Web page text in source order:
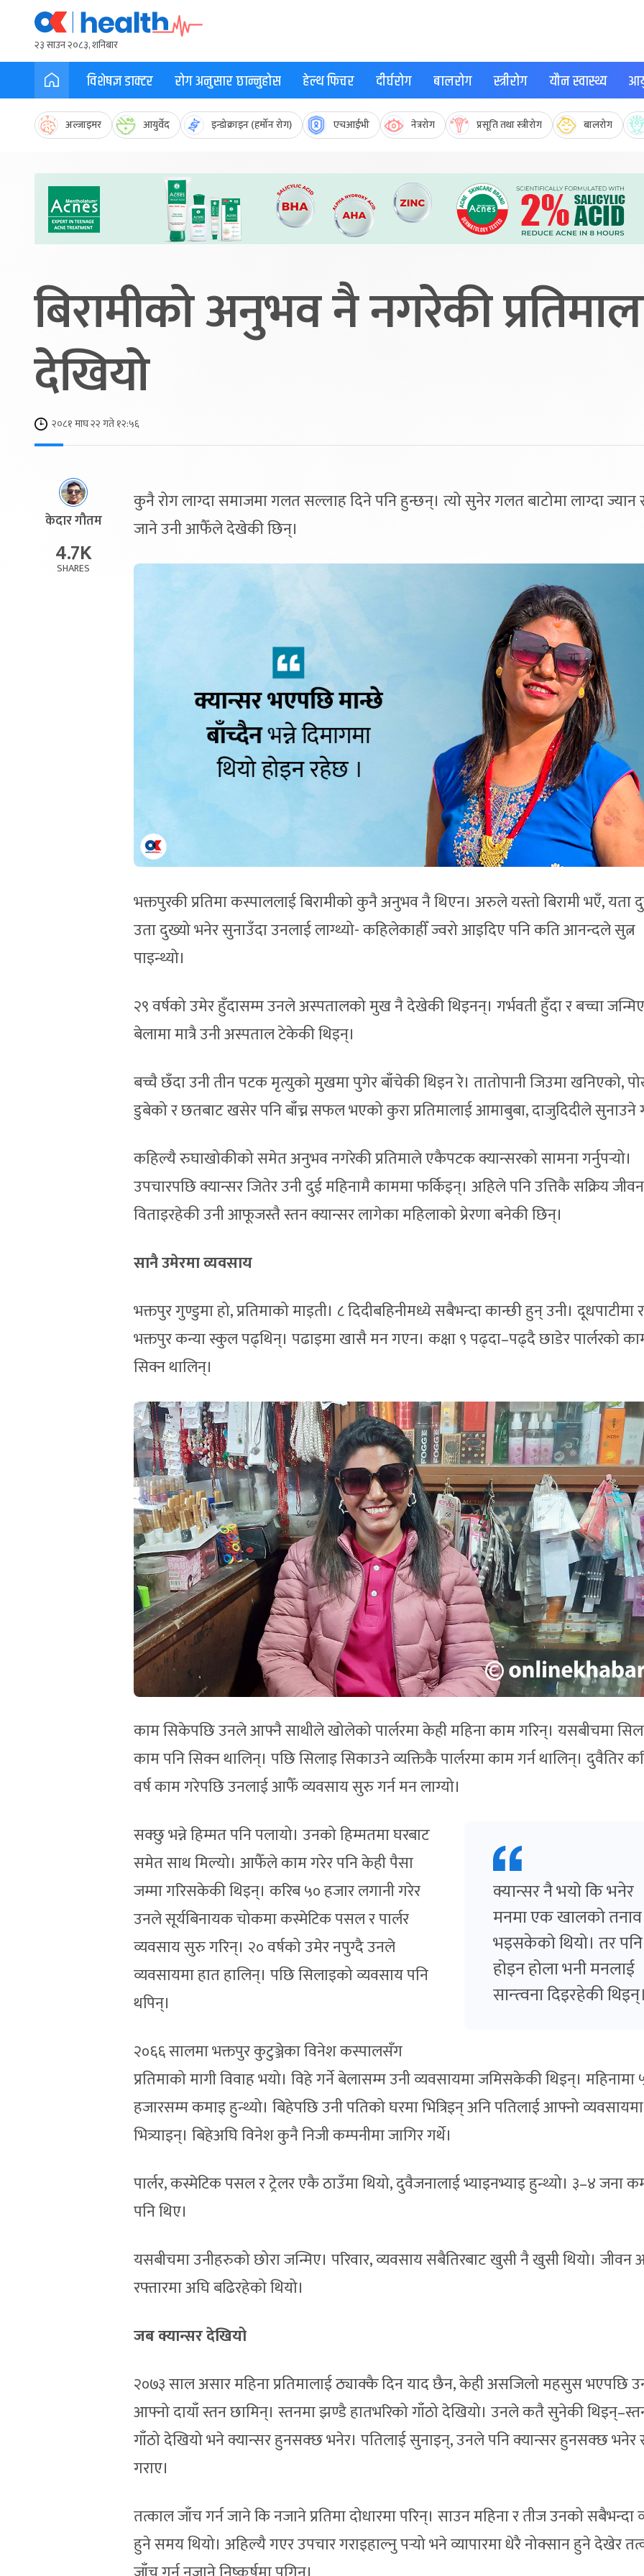
२३ साउन २०८३, शनिबार
विशेषज्ञ डाक्टर रोग अनुसार छान्नुहोस हेल्थ फिचर दीर्घरोग बालरोग स्त्रीरोग यौन स्वास्थ्य
अल्जाइमर आयुर्वेद इन्डोक्राइन (हर्मोन रोग) एचआईभी नेत्ररोग प्रसूति तथा स्त्रीरोग बालरोग
बिरामीको अनुभव नै नगरेकी
देखियो
२०८१ माघ २२ गते १२:५६
केदार गौतम
4.7K
SHARES
कुनै रोग लाग्दा समाजमा गलत सल्लाह दिने पनि हुन्छन्। त्यो सुनेर गलत बाटोमा लाग्दा
जाने उनी आफैँले देखेकी छिन्।
भक्तपुरकी प्रतिमा कस्पाललाई बिरामीको कुनै अनुभव नै थिएन। अरुले यस्तो बिरामी भएँ, यता
उता दुख्यो भनेर सुनाउँदा उनलाई लाग्थ्यो- कहिलेकाहीँ ज्वरो आइदिए पनि कति आनन्दले सुत्न
पाइन्थ्यो।
२९ वर्षको उमेर हुँदासम्म उनले अस्पतालको मुख नै देखेकी थिइनन्। गर्भवती हुँदा र बच्चा
बेलामा मात्रै उनी अस्पताल टेकेकी थिइन्।
बच्चै छँदा उनी तीन पटक मृत्युको मुखमा पुगेर बाँचेकी थिइन रे। तातोपानी जिउमा खनिएको,
डुबेको र छतबाट खसेर पनि बाँच्न सफल भएको कुरा प्रतिमालाई आमाबुबा, दाजुदिदीले सुनाउने
कहिल्यै रुघाखोकीको समेत अनुभव नगरेकी प्रतिमाले एकैपटक क्यान्सरको सामना गर्नुपर्‍यो।
उपचारपछि क्यान्सर जितेर उनी दुई महिनामै काममा फर्किइन्। अहिले पनि उत्तिकै सक्रिय जीवन
विताइरहेकी उनी आफूजस्तै स्तन क्यान्सर लागेका महिलाको प्रेरणा बनेकी छिन्।
सानै उमेरमा व्यवसाय
भक्तपुर गुण्डुमा हो, प्रतिमाको माइती। ८ दिदीबहिनीमध्ये सबैभन्दा कान्छी हुन् उनी। दूधपाटीमा
भक्तपुर कन्या स्कुल पढ्थिन्। पढाइमा खासै मन गएन। कक्षा ९ पढ्दा–पढ्दै छाडेर पार्लरको
सिक्न थालिन्।
काम सिकेपछि उनले आफ्नै साथीले खोलेको पार्लरमा केही महिना काम गरिन्। यसबीचमा
काम पनि सिक्न थालिन्। पछि सिलाइ सिकाउने व्यक्तिकै पार्लरमा काम गर्न थालिन्। दुवैतिर
वर्ष काम गरेपछि उनलाई आफैँ व्यवसाय सुरु गर्न मन लाग्यो।
क्यान्सर नै भयो कि भनेर
मनमा एक खालको तनाव
भइसकेको थियो। तर पनि
होइन होला भनी मनलाई
सान्त्वना दिइरहेकी थिइन्।
सक्छु भन्ने हिम्मत पनि पलायो। उनको हिम्मतमा घरबाट
समेत साथ मिल्यो। आफैँले काम गरेर पनि केही पैसा
जम्मा गरिसकेकी थिइन्। करिब ५० हजार लगानी गरेर
उनले सूर्यबिनायक चोकमा कस्मेटिक पसल र पार्लर
व्यवसाय सुरु गरिन्। २० वर्षको उमेर नपुग्दै उनले
व्यवसायमा हात हालिन्। पछि सिलाइको व्यवसाय पनि
थपिन्।
२०६६ सालमा भक्तपुर कुटुञ्जेका विनेश कस्पालसँग
प्रतिमाको मागी विवाह भयो। विहे गर्ने बेलासम्म उनी व्यवसायमा जमिसकेकी थिइन्। महिनामा
हजारसम्म कमाइ हुन्थ्यो। बिहेपछि उनी पतिको घरमा भित्रिइन् अनि पतिलाई आफ्नो व्यवसायमा
भित्र्याइन्। बिहेअघि विनेश कुनै निजी कम्पनीमा जागिर गर्थे।
पार्लर, कस्मेटिक पसल र ट्रेलर एकै ठाउँमा थियो, दुवैजनालाई भ्याइनभ्याइ हुन्थ्यो। ३–४ जना
पनि थिए।
यसबीचमा उनीहरुको छोरा जन्मिए। परिवार, व्यवसाय सबैतिरबाट खुसी नै खुसी थियो।
रफ्तारमा अघि बढिरहेको थियो।
जब क्यान्सर देखियो
२०७३ साल असार महिना प्रतिमालाई ठ्याक्कै दिन याद छैन, केही असजिलो महसुस भएपछि
आफ्नो दायाँ स्तन छामिन्। स्तनमा झण्डै हातभरिको गाँठो देखियो। उनले कतै सुनेकी
गाँठो देखियो भने क्यान्सर हुनसक्छ भनेर। पतिलाई सुनाइन्, उनले पनि क्यान्सर हुनसक्छ
गराए।
तत्काल जाँच गर्न जाने कि नजाने प्रतिमा दोधारमा परिन्। साउन महिना र तीज उनको सबैभन्दा
हुने समय थियो। अहिल्यै गएर उपचार गराइहाल्नु पर्‍यो भने व्यापारमा धेरै नोक्सान हुने देखेर